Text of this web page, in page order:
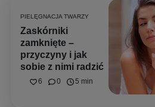
PIELĘGNACJA TWARZY
Zaskórniki
zamknięte –
przyczyny i jak
sobie z nimi radzić
6 0 5 min